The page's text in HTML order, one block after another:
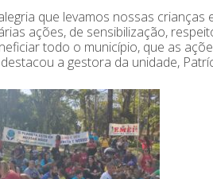
que levamos nossas
ações, de sensibilização,
todo o município, que as
destacou a gestora da unidade,